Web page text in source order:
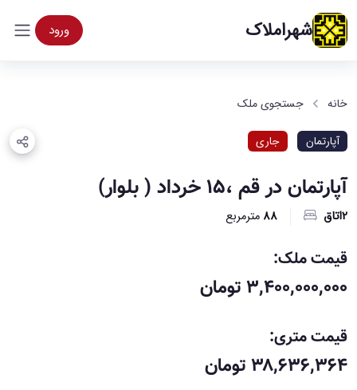
شهراملاک ورود
خانه جستجوی ملک
آپارتمان جاری
آپارتمان در قم ،۱۵ خرداد ( بلوار)
2اتاق 88 مترمربع
قیمت ملک:
۳,۴۰۰,۰۰۰,۰۰۰ تومان
قیمت متری:
۳۸,۶۳۶,۳۶۴ تومان